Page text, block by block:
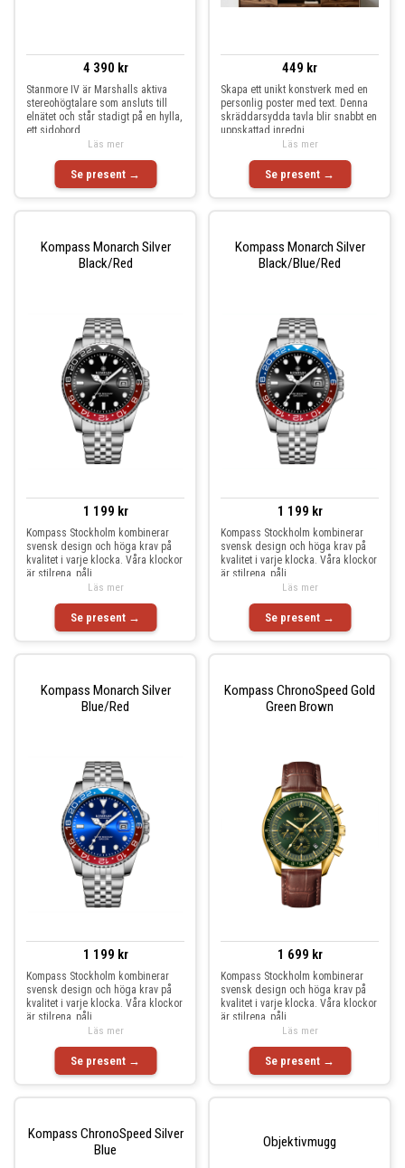
4 390 kr
Stanmore IV är Marshalls aktiva
stereohögtalare som ansluts till
elnätet och står stadigt på en hylla,
ett sidobord
Se present →
Läs mer
449 kr
Skapa ett unikt konstverk med en
personlig poster med text. Denna
skräddarsydda tavla blir snabbt en
uppskattad inredni
Se present →
Läs mer
Kompass Monarch Silver
Black/Red
1 199 kr
Kompass Stockholm kombinerar
svensk design och höga krav på
kvalitet i varje klocka. Våra klockor
är stilrena, påli
Se present →
Läs mer
Kompass Monarch Silver
Black/Blue/Red
1 199 kr
Kompass Stockholm kombinerar
svensk design och höga krav på
kvalitet i varje klocka. Våra klockor
är stilrena, påli
Se present →
Läs mer
Kompass Monarch Silver
Blue/Red
1 199 kr
Kompass Stockholm kombinerar
svensk design och höga krav på
kvalitet i varje klocka. Våra klockor
är stilrena, påli
Se present →
Läs mer
Kompass ChronoSpeed Gold
Green Brown
1 699 kr
Kompass Stockholm kombinerar
svensk design och höga krav på
kvalitet i varje klocka. Våra klockor
är stilrena, påli
Se present →
Läs mer
Kompass ChronoSpeed Silver
Blue
Objektivmugg